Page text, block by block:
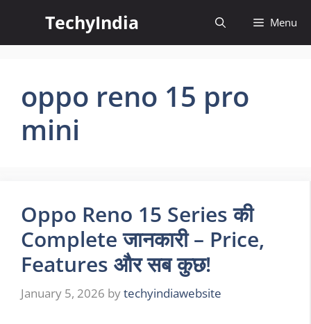
content
TechyIndia Menu
oppo reno 15 pro
mini
Oppo Reno 15 Series की
Complete जानकारी – Price,
Features और सब कुछ!
January 5, 2026 bytechyindiawebsite